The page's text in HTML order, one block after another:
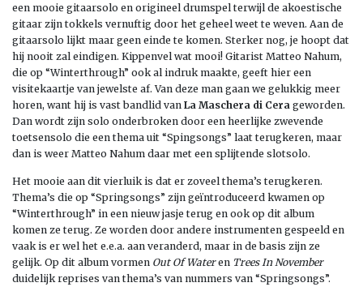
een mooie gitaarsolo en origineel drumspel terwijl de akoestische
gitaar zijn tokkels vernuftig door het geheel weet te weven. Aan de
gitaarsolo lijkt maar geen einde te komen. Sterker nog, je hoopt dat
hij nooit zal eindigen. Kippenvel wat mooi! Gitarist Matteo Nahum,
die op “Winterthrough” ook al indruk maakte, geeft hier een
visitekaartje van jewelste af. Van deze man gaan we gelukkig meer
horen, want hij is vast bandlid van La Maschera di Cera geworden.
Dan wordt zijn solo onderbroken door een heerlijke zwevende
toetsensolo die een thema uit “Spingsongs” laat terugkeren, maar
dan is weer Matteo Nahum daar met een splijtende slotsolo.
Het mooie aan dit vierluik is dat er zoveel thema’s terugkeren.
Thema’s die op “Springsongs” zijn geïntroduceerd kwamen op
“Winterthrough” in een nieuw jasje terug en ook op dit album
komen ze terug. Ze worden door andere instrumenten gespeeld en
vaak is er wel het e.e.a. aan veranderd, maar in de basis zijn ze
gelijk. Op dit album vormen Out Of Wateren Trees In November
duidelijk reprises van thema’s van nummers van “Springsongs”.